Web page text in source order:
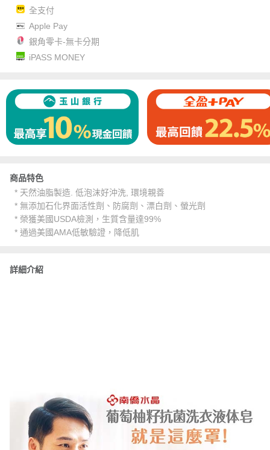
全支付
Apple Pay
銀角零卡-無卡分期
iPASS MONEY
商品特色
* 天然油脂製造. 低泡沫好沖洗, 環境親善
* 無添加石化界面活性劑、防腐劑、漂白劑、螢光劑
* 榮獲美國USDA檢測，生質含量達99%
* 通過美國AMA低敏驗證，降低肌
詳細介紹